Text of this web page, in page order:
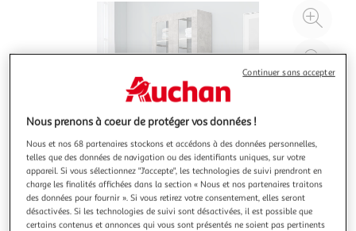
à
Illustration
précédente
Illustration
suivante
Nous prenons à coeur de protéger vos données !
Nous et nos 68 partenaires stockons et accédons à des données personnelles,
telles que des données de navigation ou des identifiants uniques, sur votre
appareil. Si vous sélectionnez "J'accepte", les technologies de suivi prendront en
charge les finalités affichées dans la section « Nous et nos partenaires traitons
des données pour fournir ». Si vous retirez votre consentement, elles seront
désactivées. Si les technologies de suivi sont désactivées, il est possible que
certains contenus et annonces qui vous sont présentés ne soient pas pertinents
Continuer sans accepter